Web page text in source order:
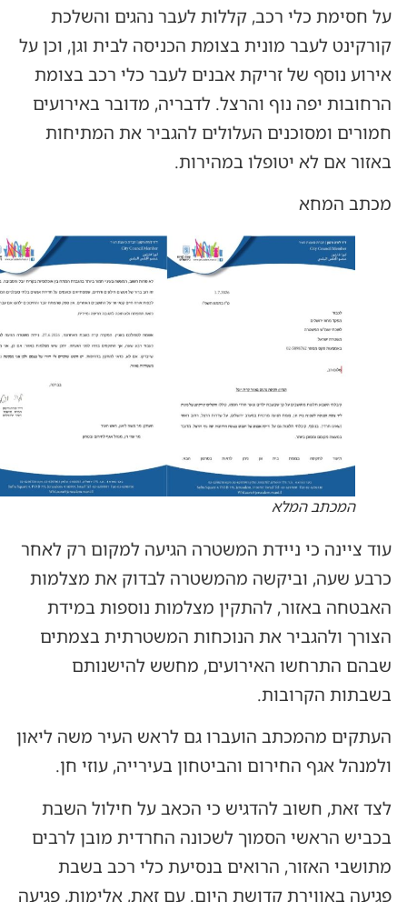
על חסימת כלי רכב, קללות לעבר נהגים והשלכת
קורקינט לעבר מונית בצומת הכניסה לבית וגן, וכן על
אירוע נוסף של זריקת אבנים לעבר כלי רכב בצומת
הרחובות יפה נוף והרצל. לדבריה, מדובר באירועים
חמורים ומסוכנים העלולים להגביר את המתיחות
באזור אם לא יטופלו במהירות.
מכתב המחא
המכתב המלא
עוד ציינה כי ניידת המשטרה הגיעה למקום רק לאחר
כרבע שעה, וביקשה מהמשטרה לבדוק את מצלמות
האבטחה באזור, להתקין מצלמות נוספות במידת
הצורך ולהגביר את הנוכחות המשטרתית בצמתים
שבהם התרחשו האירועים, מחשש להישנותם
בשבתות הקרובות.
העתקים מהמכתב הועברו גם לראש העיר משה ליאון
ולמנהל אגף החירום והביטחון בעירייה, עוזי חן.
לצד זאת, חשוב להדגיש כי הכאב על חילול השבת
בכביש הראשי הסמוך לשכונה החרדית מובן לרבים
מתושבי האזור, הרואים בנסיעת כלי רכב בשבת
פגיעה באווירת קדושת היום. עם זאת, אלימות, פגיעה